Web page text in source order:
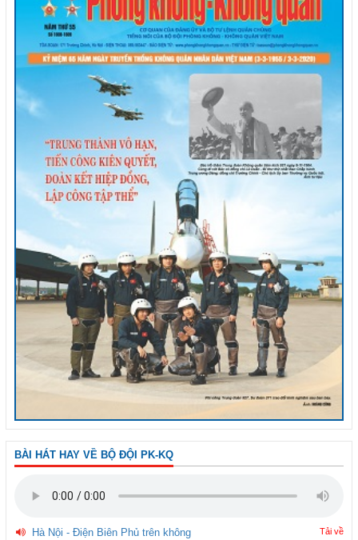
BÀI HÁT HAY VỀ BỘ ĐỘI PK-KQ
Hà Nội - Điện Biên Phủ trên không Tải về